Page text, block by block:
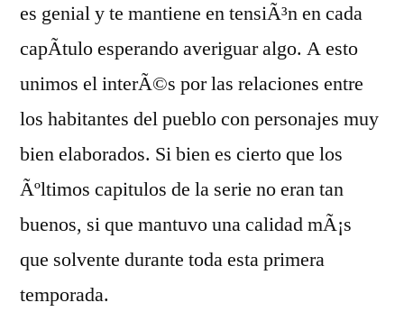
es genial y te mantiene en tensiÃ³n en cada
capÃ­tulo esperando averiguar algo. A esto
unimos el interÃ©s por las relaciones entre
los habitantes del pueblo con personajes muy
bien elaborados. Si bien es cierto que los
Ãºltimos capitulos de la serie no eran tan
buenos, si que mantuvo una calidad mÃ¡s
que solvente durante toda esta primera
temporada.